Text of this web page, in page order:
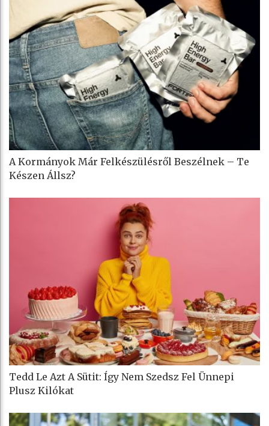
A Kormányok Már Felkészülésről Beszélnek – Te
Készen Állsz?
Tedd Le Azt A Sütit: Így Nem Szedsz Fel Ünnepi
Plusz Kilókat